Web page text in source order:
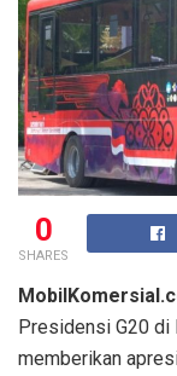
0
SHARES
Presidensi G20 di
memberikan